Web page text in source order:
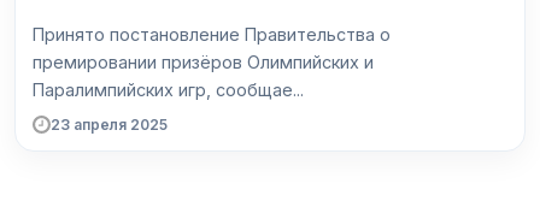
Принято постановление Правительства о
премировании призёров Олимпийских и
Паралимпийских игр, сообщае...
23 апреля 2025